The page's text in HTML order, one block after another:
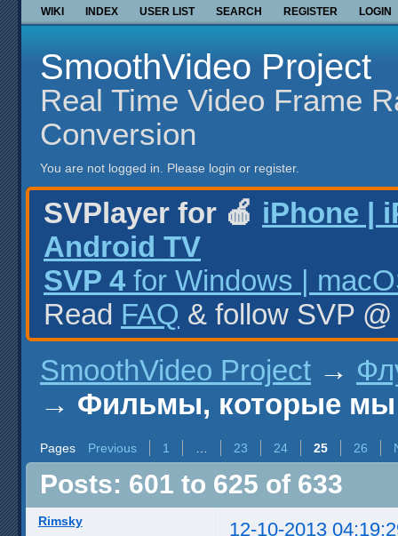
WIKI INDEX USER LIST SEARCH REGISTER LOGIN
SmoothVideo Project
Real Time Video Frame
Conversion
You are not logged in. Please login or register.
SVPlayer for 🍎 iPhone |
Android TV
SVP 4 for Windows |
Read FAQ & follow SVP
SmoothVideo Project →
→ Фильмы, которые мы
Pages Previous 1 23 24 25 26
Posts: 601 to 625 of 633
Rimsky 12-10-2013